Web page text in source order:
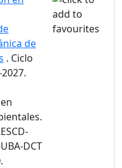
de
. Ciclo
DCT